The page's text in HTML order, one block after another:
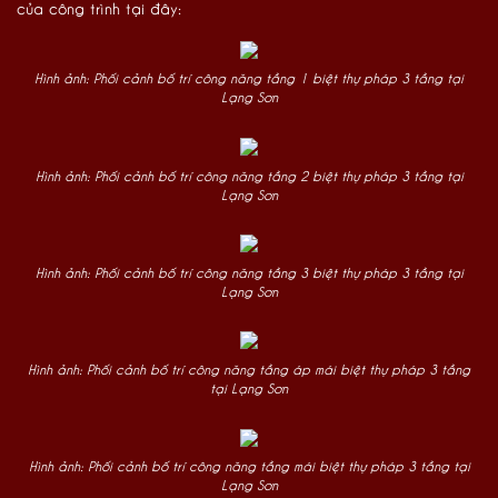
của công trình tại đây:
Hình ảnh: Phối cảnh bố trí công năng tầng 1 biệt thự pháp 3 tầng tại
Lạng Sơn
Hình ảnh: Phối cảnh bố trí công năng tầng 2 biệt thự pháp 3 tầng tại
Lạng Sơn
Hình ảnh: Phối cảnh bố trí công năng tầng 3 biệt thự pháp 3 tầng tại
Lạng Sơn
Hình ảnh: Phối cảnh bố trí công năng tầng áp mái biệt thự pháp 3 tầng
tại Lạng Sơn
Hình ảnh: Phối cảnh bố trí công năng tầng mái biệt thự pháp 3 tầng tại
Lạng Sơn